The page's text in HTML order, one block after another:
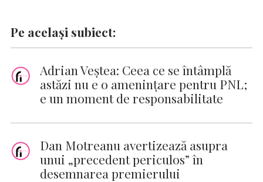
Pe același subiect:
Adrian Veştea: Ceea ce se întâmplă
astăzi nu e o ameninţare pentru PNL;
e un moment de responsabilitate
Dan Motreanu avertizează asupra
unui „precedent periculos” în
desemnarea premierului